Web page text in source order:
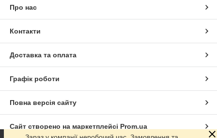
Про нас
Контакти
Доставка та оплата
Графік роботи
Повна версія сайту
Сайт створено на маркетплейсі Prom.ua